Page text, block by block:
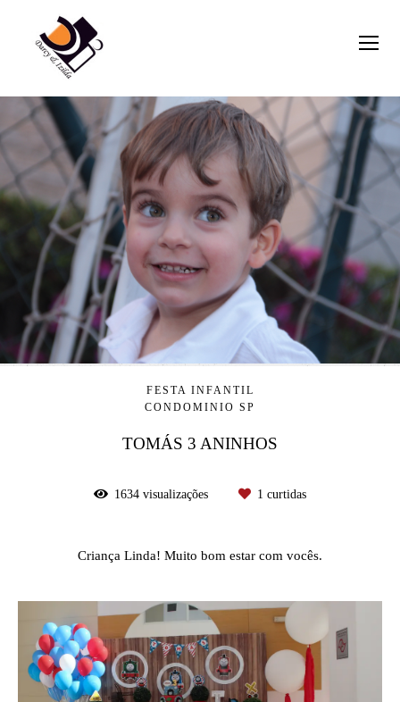
FESTA INFANTIL
CONDOMINIO SP
TOMÁS 3 ANINHOS
1634 visualizações 1 curtidas
Criança Linda! Muito bom estar com vocês.